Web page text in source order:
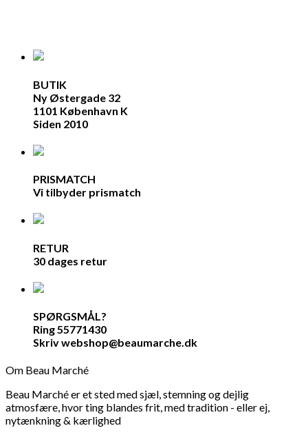
BUTIK
Ny Østergade 32
1101 København K
Siden 2010
PRISMATCH
Vi tilbyder prismatch
RETUR
30 dages retur
SPØRGSMÅL?
Ring 55771430
Skriv webshop@beaumarche.dk
Om Beau Marché
Beau Marché er et sted med sjæl, stemning og dejlig
atmosfære, hvor ting blandes frit, med tradition - eller ej,
nytænkning & kærlighed